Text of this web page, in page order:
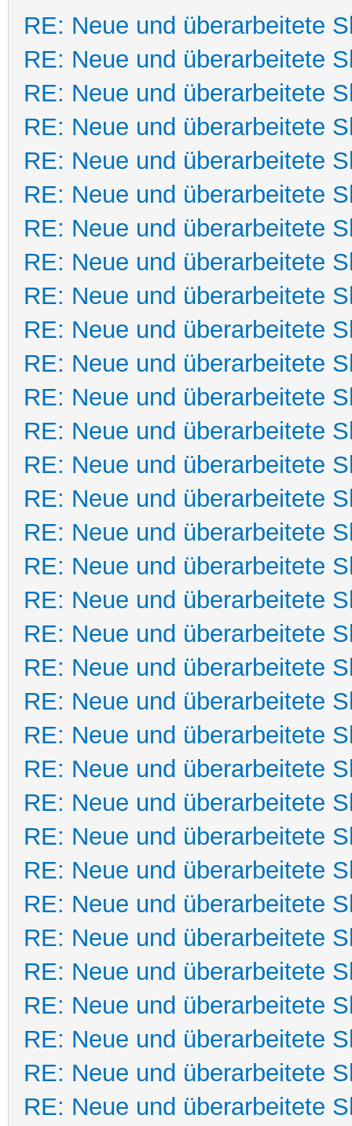
RE: Neue und überarbeitete
RE: Neue und überarbeitete
RE: Neue und überarbeitete
RE: Neue und überarbeitete
RE: Neue und überarbeitete
RE: Neue und überarbeitete
RE: Neue und überarbeitete
RE: Neue und überarbeitete
RE: Neue und überarbeitete
RE: Neue und überarbeitete
RE: Neue und überarbeitete
RE: Neue und überarbeitete
RE: Neue und überarbeitete
RE: Neue und überarbeitete
RE: Neue und überarbeitete
RE: Neue und überarbeitete
RE: Neue und überarbeitete
RE: Neue und überarbeitete
RE: Neue und überarbeitete
RE: Neue und überarbeitete
RE: Neue und überarbeitete
RE: Neue und überarbeitete
RE: Neue und überarbeitete
RE: Neue und überarbeitete
RE: Neue und überarbeitete
RE: Neue und überarbeitete
RE: Neue und überarbeitete
RE: Neue und überarbeitete
RE: Neue und überarbeitete
RE: Neue und überarbeitete
RE: Neue und überarbeitete
RE: Neue und überarbeitete
RE: Neue und überarbeitete